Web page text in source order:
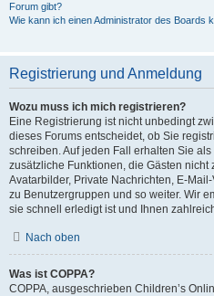
Forum gibt?
Wie kann ich einen Administrator des Boards
Registrierung und Anmeldung
Wozu muss ich mich registrieren?
Eine Registrierung ist nicht unbedingt
dieses Forums entscheidet, ob Sie
schreiben. Auf jeden Fall erhalten Sie
zusätzliche Funktionen, die Gästen nicht
Avatarbilder, Private Nachrichten, E-
zu Benutzergruppen und so weiter. Wir
sie schnell erledigt ist und Ihnen
Nach oben
Was ist COPPA?
COPPA, ausgeschrieben Children’s